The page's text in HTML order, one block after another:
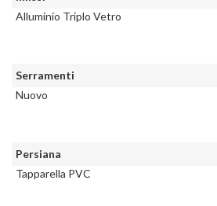
Alluminio Triplo Vetro
Serramenti
Nuovo
Persiana
Tapparella PVC